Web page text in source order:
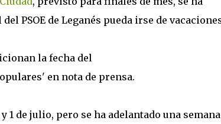
PSOE de Leganés pueda irse de
la fecha del
en nota de prensa.
de julio, pero se ha adelantado una semana